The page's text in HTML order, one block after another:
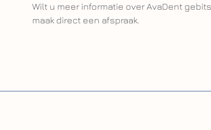
Wilt u meer informatie over AvaDent
maak direct een afspraak.